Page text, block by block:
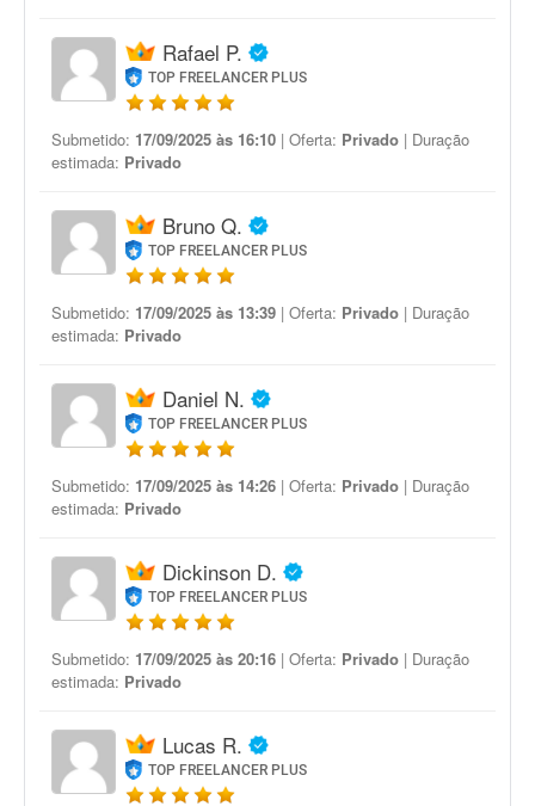
Rafael P.
TOP FREELANCER PLUS
Submetido: 17/09/2025 às 16:10 | Oferta: Privado | Duração
estimada: Privado
Bruno Q.
TOP FREELANCER PLUS
Submetido: 17/09/2025 às 13:39 | Oferta: Privado | Duração
estimada: Privado
Daniel N.
TOP FREELANCER PLUS
Submetido: 17/09/2025 às 14:26 | Oferta: Privado | Duração
estimada: Privado
Dickinson D.
TOP FREELANCER PLUS
Submetido: 17/09/2025 às 20:16 | Oferta: Privado | Duração
estimada: Privado
Lucas R.
TOP FREELANCER PLUS